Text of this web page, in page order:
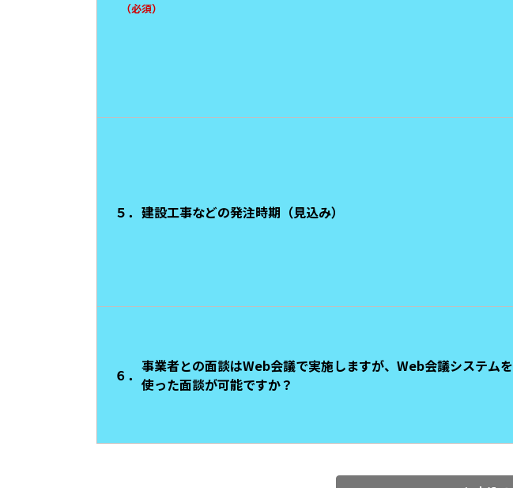
（必須）
５． 建設工事などの発注時期（見込み）
６． 事業者との面談はWeb会議で実施しますが、Web会議システムを
使った面談が可能ですか？